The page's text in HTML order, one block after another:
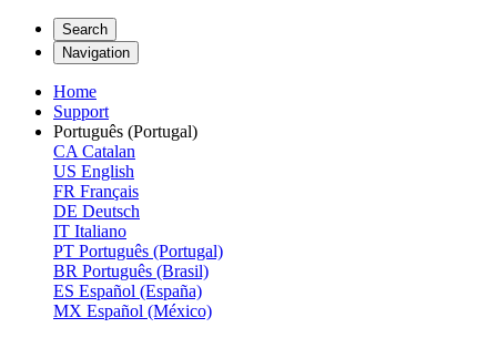
Search
Navigation
Home
Support
Português (Portugal)
CA Catalan
US English
FR Français
DE Deutsch
IT Italiano
PT Português (Portugal)
BR Português (Brasil)
ES Español (España)
MX Español (México)